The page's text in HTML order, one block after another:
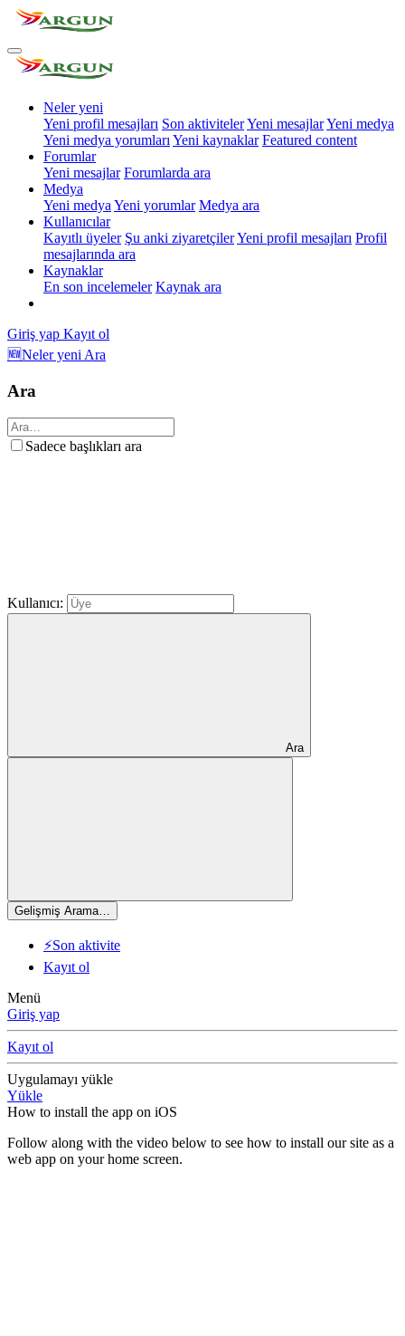
Neler yeni
Yeni profil mesajları Son aktivitelerYeni mesajlarYeni medya
Yeni medya yorumları Yeni kaynaklar Featured content
Forumlar
Yeni mesajlar Forumlarda ara
Medya
Yeni medya Yeni yorumlar Medya ara
Kullanıcılar
Kayıtlı üyeler Şu anki ziyaretçilerYeni profil mesajları Profil
mesajlarında ara
Kaynaklar
En son incelemeler Kaynak ara
Giriş yap Kayıt ol
🆕Neler yeni Ara
Ara
Sadece başlıkları ara
Kullanıcı:
Ara
Gelişmiş Arama…
⚡Son aktivite
Kayıt ol
Menü
Giriş yap
Kayıt ol
Uygulamayı yükle
Yükle
How to install the app on iOS
Follow along with the video below to see how to install our site as a
web app on your home screen.